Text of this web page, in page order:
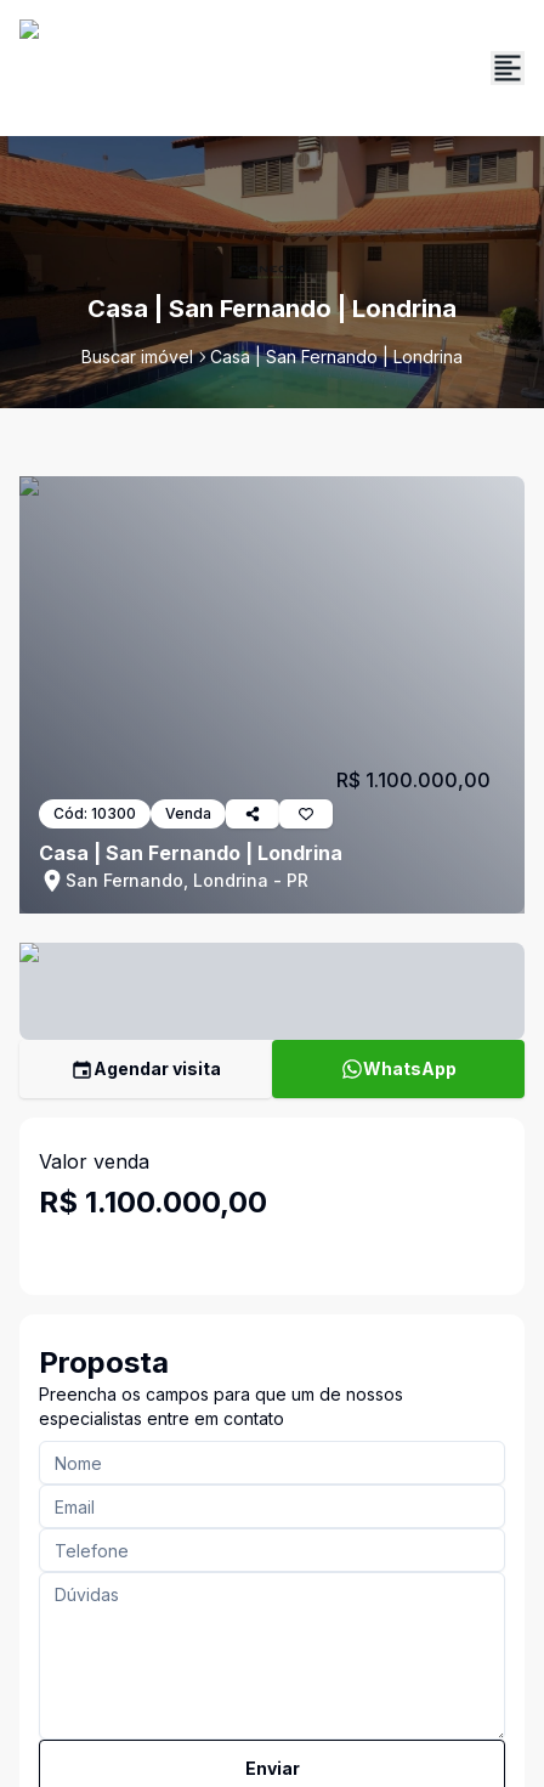
Casa | San Fernando | Londrina
Buscar imóvel Casa | San Fernando | Londrina
Cód: 10300 Venda
Casa | San Fernando | Londrina
San Fernando, Londrina - PR
R$ 1.100.000,00
Agendar visita WhatsApp
Valor venda
R$ 1.100.000,00
Proposta
Preencha os campos para que um de nossos
especialistas entre em contato
Enviar